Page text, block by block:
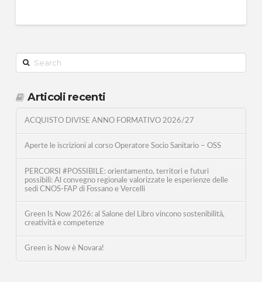
Search
Articoli recenti
ACQUISTO DIVISE ANNO FORMATIVO 2026/27
Aperte le iscrizioni al corso Operatore Socio Sanitario – OSS
PERCORSI #POSSIBILE: orientamento, territori e futuri
possibili: Al convegno regionale valorizzate le esperienze delle
sedi CNOS-FAP di Fossano e Vercelli
Green Is Now 2026: al Salone del Libro vincono sostenibilità,
creatività e competenze
Green is Now è Novara!